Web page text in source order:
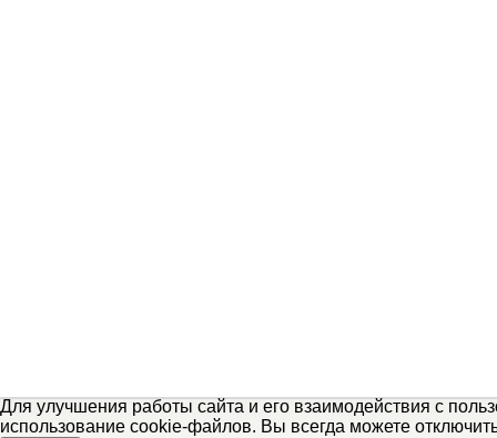
Для улучшения работы сайта и его взаимодействия с
использование cookie-файлов. Вы всегда можете